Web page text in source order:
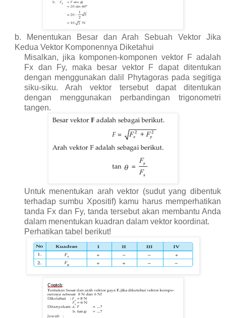
b. Menentukan Besar dan Arah Sebuah Vektor Jika
Kedua Vektor Komponennya Diketahui
Misalkan, jika komponen-komponen vektor F adalah
Fx dan Fy, maka besar vektor F dapat ditentukan
dengan menggunakan dalil Phytagoras pada segitiga
siku-siku. Arah vektor tersebut dapat ditentukan
dengan menggunakan perbandingan trigonometri
tangen.
Untuk menentukan arah vektor (sudut yang dibentuk
terhadap sumbu Xpositif) kamu harus memperhatikan
tanda Fx dan Fy, tanda tersebut akan membantu Anda
dalam menentukan kuadran dalam vektor koordinat.
Perhatikan tabel berikut!